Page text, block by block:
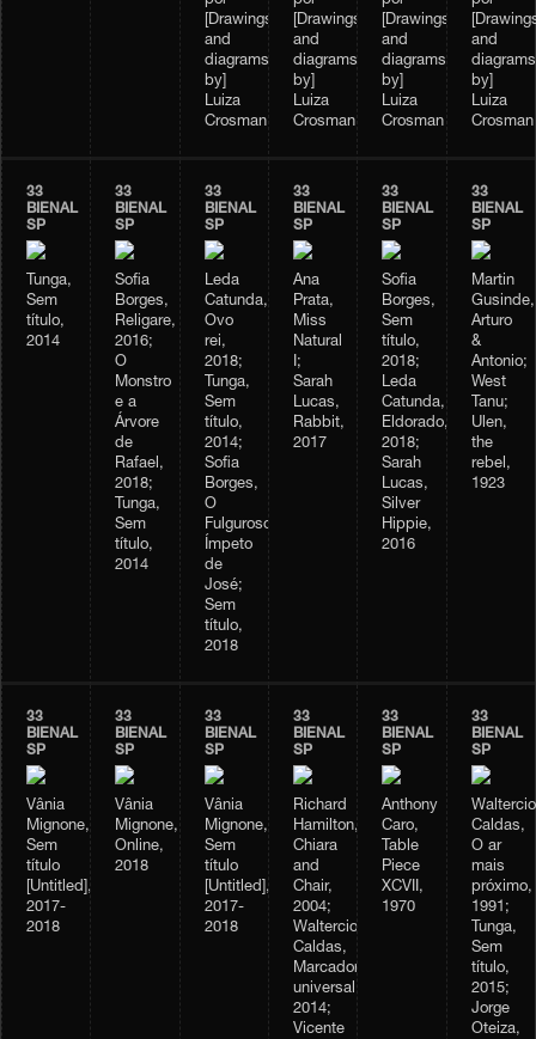
[Drawings
and
diagrams
by]
Luiza
Crosman
[Drawings
and
diagrams
by]
Luiza
Crosman
[Drawings
and
diagrams
by]
Luiza
Crosman
and
diagrams
by]
Luiza
Crosman
33
BIENAL
SP
Tunga,
Sem
título,
2014
33
BIENAL
SP
Sofia
Borges,
Religare,
2016;
O
Monstro
e a
Árvore
de
Rafael,
2018;
Tunga,
Sem
título,
2014
33
BIENAL
SP
Leda
Catunda,
Ovo
rei,
2018;
Tunga,
Sem
título,
2014;
Sofia
Borges,
O
Fulguroso
Ímpeto
de
José;
Sem
título,
2018
33
BIENAL
SP
Ana
Prata,
Miss
Natural
I;
Sarah
Lucas,
Rabbit,
2017
33
BIENAL
SP
Sofia
Borges,
Sem
título,
2018;
Leda
Catunda,
Eldorado,
2018;
Sarah
Lucas,
Silver
Hippie,
2016
33
BIENAL
SP
Martin
Gusinde,
Arturo
&
Antonio;
West
Tanu;
Ulen,
the
rebel,
1923
33
BIENAL
SP
Vânia
Mignone,
Sem
título
[Untitled],
2017-
2018
33
BIENAL
SP
Vânia
Mignone,
Online,
2018
33
BIENAL
SP
Vânia
Mignone,
Sem
título
[Untitled],
2017-
2018
33
BIENAL
SP
Richard
Hamilton,
Chiara
and
Chair,
2004;
Waltercio
Caldas,
Marcador
universal,
2014;
Vicente
33
BIENAL
SP
Anthony
Caro,
Table
Piece
XCVII,
1970
33
BIENAL
SP
Waltercio
Caldas,
O ar
mais
próximo,
1991;
Tunga,
Sem
título,
2015;
Jorge
Oteiza,